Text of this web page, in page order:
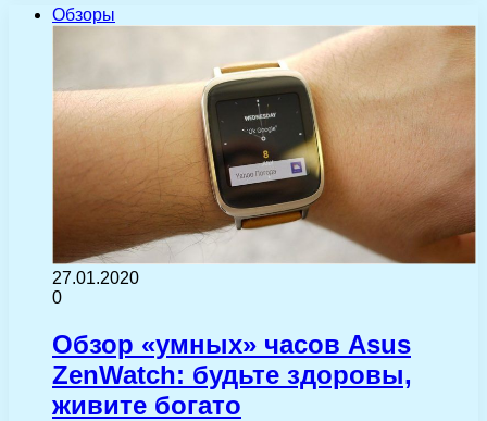
Обзоры
27.01.2020
0
Обзор «умных» часов Asus
ZenWatch: будьте здоровы,
живите богато